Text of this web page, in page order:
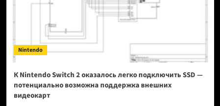
Nintendo
К Nintendo Switch 2 оказалось легко подключить SSD —
потенциально возможна поддержка внешних
видеокарт